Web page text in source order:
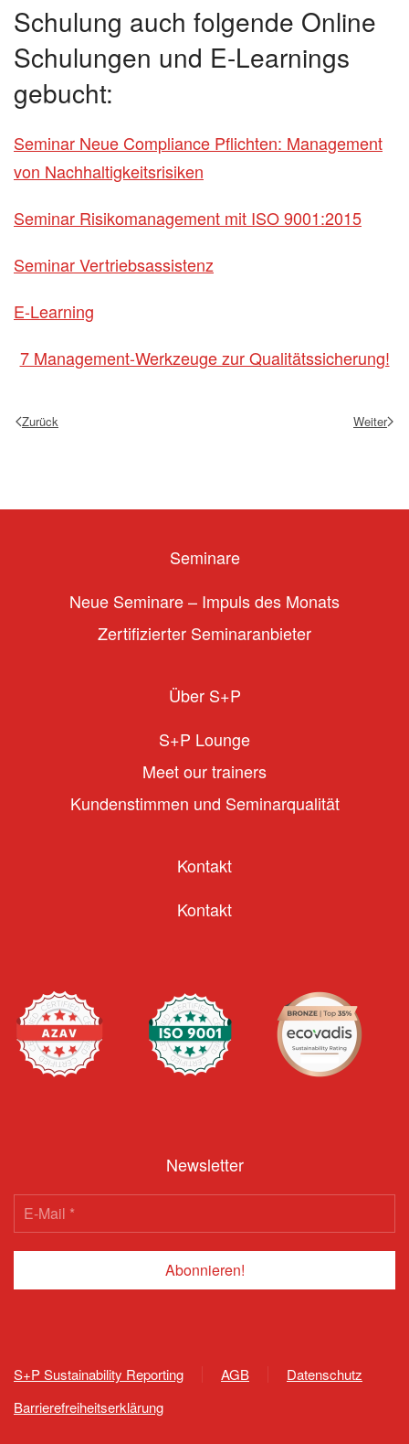
Schulung auch folgende Online
Schulungen und E-Learnings
gebucht:
Seminar Neue Compliance Pflichten: Management
von Nachhaltigkeitsrisiken
Seminar Risikomanagement mit ISO 9001:2015
Seminar Vertriebsassistenz
E-Learning
7 Management-Werkzeuge zur Qualitätssicherung!
Zurück Weiter
Seminare
Neue Seminare – Impuls des Monats
Zertifizierter Seminaranbieter
Über S+P
S+P Lounge
Meet our trainers
Kundenstimmen und Seminarqualität
Kontakt
Kontakt
Newsletter
S+P Sustainability Reporting AGB
Datenschutz
Barrierefreiheitserklärung